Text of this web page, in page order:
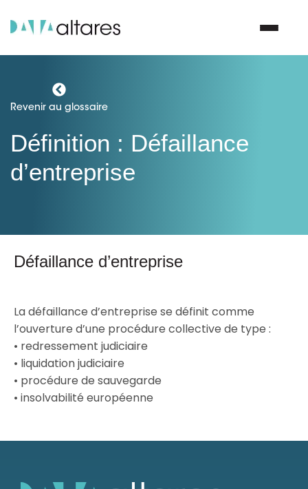
Vos enjeux
Notre groupe
Ressources
Revenir au glossaire
Définition : Défaillance
d’entreprise
Défaillance d’entreprise
La défaillance d’entreprise se définit comme
l’ouverture d’une procédure collective de type :
• redressement judiciaire
• liquidation judiciaire
• procédure de sauvegarde
• insolvabilité européenne